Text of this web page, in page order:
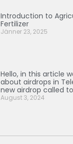
Introduction to
Fertilizer
Jänner 23, 2025
Hello, in this article
about airdrops in
new airdrop called
August 3, 2024